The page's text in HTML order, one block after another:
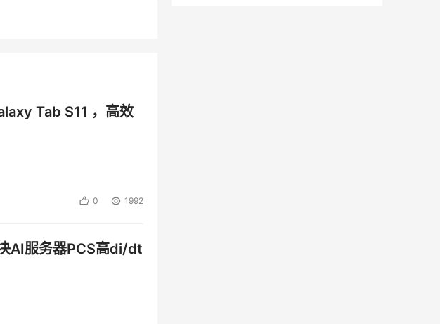
Tab S11 ，高效
0 1992
AI服务器PCS高di/dt